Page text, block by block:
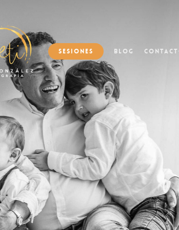
Sesiones Blog
experiencia inolvidable.